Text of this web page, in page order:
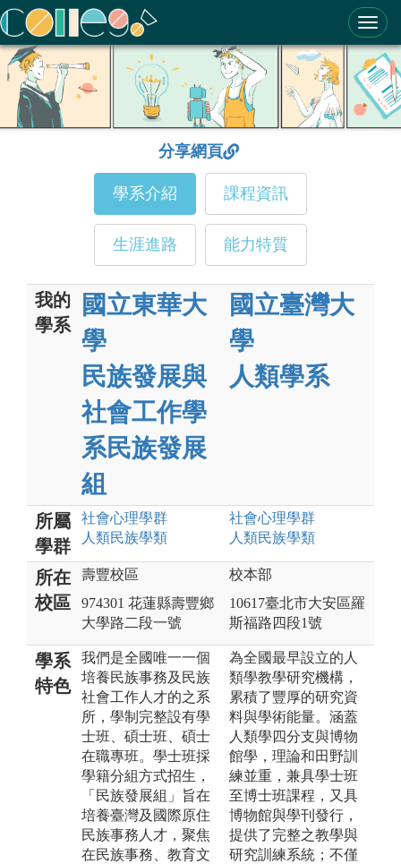
ColleGo! 大學選才與高中育才輔助系統
分享網頁
學系介紹 課程資訊
生涯進路 能力特質
我的
學系
國立東華大
學
民族發展與
社會工作學
系民族發展
組
國立臺灣大
學
人類學系
所屬
學群
社會心理學群
人類民族學類
社會心理學群
人類民族學類
所在
校區
壽豐校區
974301 花蓮縣壽豐鄉
大學路二段一號
校本部
10617臺北市大安區羅
斯福路四段1號
學系
特色
我們是全國唯一一個
培養民族事務及民族
社會工作人才的之系
所，學制完整設有學
士班、碩士班、碩士
在職專班。學士班採
學籍分組方式招生，
「民族發展組」旨在
培養臺灣及國際原住
民族事務人才，聚焦
在民族事務、教育文
為全國最早設立的人
類學教學研究機構，
累積了豐厚的研究資
料與學術能量。涵蓋
人類學四分支與博物
館學，理論和田野訓
練並重，兼具學士班
至博士班課程，又具
博物館與學刊發行，
提供了完整之教學與
研究訓練系統；不僅